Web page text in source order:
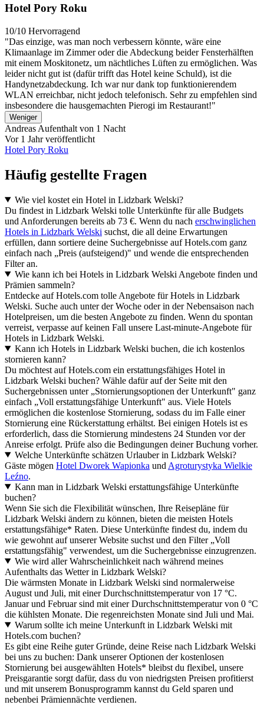
Hotel Pory Roku
10/10 Hervorragend
"Das einzige, was man noch verbessern könnte, wäre eine
Klimaanlage im Zimmer oder die Abdeckung beider Fensterhälften
mit einem Moskitonetz, um nächtliches Lüften zu ermöglichen. Was
leider nicht gut ist (dafür trifft das Hotel keine Schuld), ist die
Handynetzabdeckung. Ich war nur dank top funktionierendem
WLAN erreichbar, nicht jedoch telefonisch. Sehr zu empfehlen sind
insbesondere die hausgemachten Pierogi im Restaurant!"
Weniger
Andreas Aufenthalt von 1 Nacht
Vor 1 Jahr veröffentlicht
Hotel Pory Roku
Häufig gestellte Fragen
Wie viel kostet ein Hotel in Lidzbark Welski?
Du findest in Lidzbark Welski tolle Unterkünfte für alle Budgets
und Anforderungen bereits ab 73 €. Wenn du nach erschwinglichen
Hotels in Lidzbark Welski suchst, die all deine Erwartungen
erfüllen, dann sortiere deine Suchergebnisse auf Hotels.com ganz
einfach nach „Preis (aufsteigend)" und wende die entsprechenden
Filter an.
Wie kann ich bei Hotels in Lidzbark Welski Angebote finden und
Prämien sammeln?
Entdecke auf Hotels.com tolle Angebote für Hotels in Lidzbark
Welski. Suche auch unter der Woche oder in der Nebensaison nach
Hotelpreisen, um die besten Angebote zu finden. Wenn du spontan
verreist, verpasse auf keinen Fall unsere Last-minute-Angebote für
Hotels in Lidzbark Welski.
Kann ich Hotels in Lidzbark Welski buchen, die ich kostenlos
stornieren kann?
Du möchtest auf Hotels.com ein erstattungsfähiges Hotel in
Lidzbark Welski buchen? Wähle dafür auf der Seite mit den
Suchergebnissen unter „Stornierungsoptionen der Unterkunft" ganz
einfach „Voll erstattungsfähige Unterkunft" aus. Viele Hotels
ermöglichen die kostenlose Stornierung, sodass du im Falle einer
Stornierung eine Rückerstattung erhältst. Bei einigen Hotels ist es
erforderlich, dass die Stornierung mindestens 24 Stunden vor der
Anreise erfolgt. Prüfe also die Bedingungen deiner Buchung vorher.
Welche Unterkünfte schätzen Urlauber in Lidzbark Welski?
Gäste mögen Hotel Dworek Wapionka und Agroturystyka Wielkie
Leźno.
Kann man in Lidzbark Welski erstattungsfähige Unterkünfte
buchen?
Wenn Sie sich die Flexibilität wünschen, Ihre Reisepläne für
Lidzbark Welski ändern zu können, bieten die meisten Hotels
erstattungsfähige* Raten. Diese Unterkünfte findest du, indem du
wie gewohnt auf unserer Website suchst und den Filter „Voll
erstattungsfähig" verwendest, um die Suchergebnisse einzugrenzen.
Wie wird aller Wahrscheinlichkeit nach während meines
Aufenthalts das Wetter in Lidzbark Welski?
Die wärmsten Monate in Lidzbark Welski sind normalerweise
August und Juli, mit einer Durchschnittstemperatur von 17 °C.
Januar und Februar sind mit einer Durchschnittstemperatur von 0 °C
die kühlsten Monate. Die regenreichsten Monate sind Juli und Mai.
Warum sollte ich meine Unterkunft in Lidzbark Welski mit
Hotels.com buchen?
Es gibt eine Reihe guter Gründe, deine Reise nach Lidzbark Welski
bei uns zu buchen: Dank unserer Optionen der kostenlosen
Stornierung bei ausgewählten Hotels* bleibst du flexibel, unsere
Preisgarantie sorgt dafür, dass du von niedrigsten Preisen profitierst
und mit unserem Bonusprogramm kannst du Geld sparen und
nebenbei Prämiennächte verdienen.